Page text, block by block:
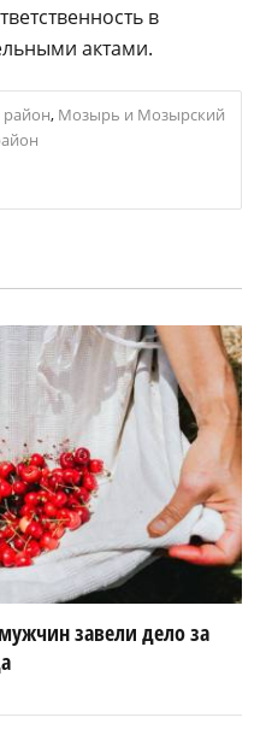
в
актами.
район, Мозырь и Мозырский
завели дело за